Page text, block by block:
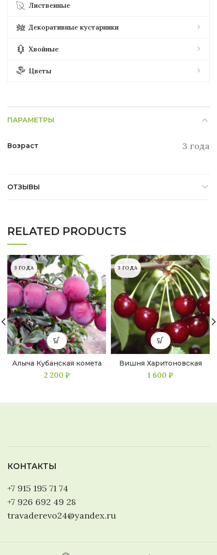
Лиственные
Декоративные кустарники
Хвойные
Цветы
ПАРАМЕТРЫ
Возраст 3 года
ОТЗЫВЫ
RELATED PRODUCTS
3 ГОДА
Алыча Кубанская комета
2 200 ₽
3 ГОДА
Вишня Харитоновская
1 600 ₽
КОНТАКТЫ
+7 915 195 71 74
+7 926 692 49 28
travaderevo24@yandex.ru